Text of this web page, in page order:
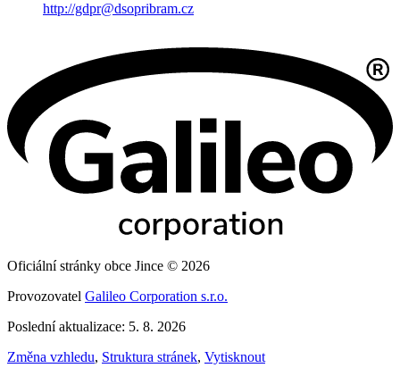
http://gdpr@dsopribram.cz
Oficiální stránky obce Jince © 2026
Provozovatel Galileo Corporation s.r.o.
Poslední aktualizace: 5. 8. 2026
Změna vzhledu, Struktura stránek, Vytisknout